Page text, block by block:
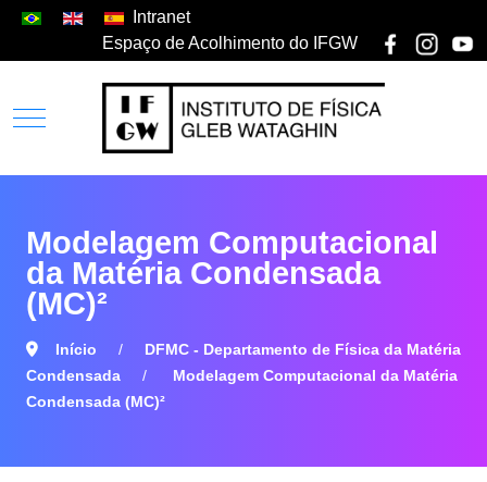
Intranet
Espaço de Acolhimento do IFGW
Modelagem Computacional
da Matéria Condensada
(MC)²
Início
DFMC - Departamento de Física da Matéria
Condensada
Modelagem Computacional da Matéria
Condensada (MC)²